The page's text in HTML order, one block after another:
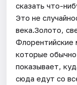
сказать что-
Это не
века.Золото,
Флорентийские
которые
показывает,
сюда едут со